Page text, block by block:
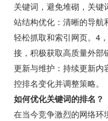
关键词，避免堆砌，关键
站结构优化：清晰的导
轻松抓取和索引网页。4
接，积极获取高质量外部
更新与维护：持续更新内
控排名变化并调整策略。
如何优化关键词的排名？
在当今竞争激烈的网络